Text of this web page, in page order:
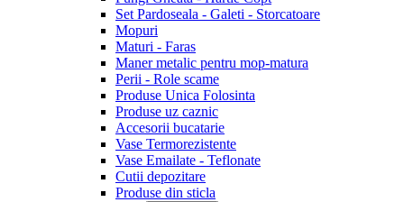
Set Pardoseala - Galeti - Storcatoare
Mopuri
Maturi - Faras
Maner metalic pentru mop-matura
Perii - Role scame
Produse Unica Folosinta
Produse uz caznic
Accesorii bucatarie
Vase Termorezistente
Vase Emailate - Teflonate
Cutii depozitare
Produse din sticla